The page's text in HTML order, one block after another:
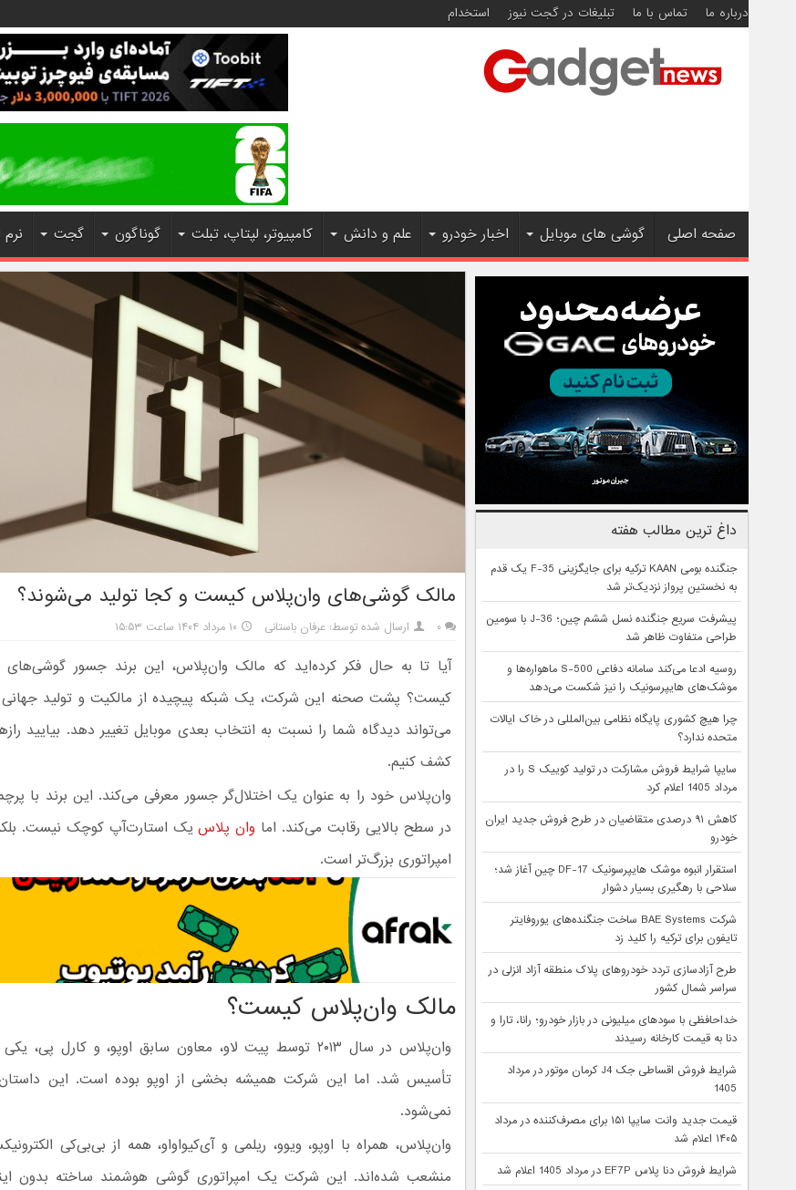
درباره ما تماس با ما تبلیغات در گجت نیوز استخدام
صفحه اصلی گوشی های موبایل اخبار خودرو علم و دانش کامپیوتر، لپتاپ، تبلت گوناگون گجت نرم
مالک گوشی‌های وان‌پلاس کیست و کجا تولید می‌شوند؟
۰ ارسال شده توسط: عرفان باستانی ۱۰ مرداد ۱۴۰۴ ساعت ۱۵:۵۳
آیا تا به حال فکر کرده‌اید که مالک وان‌پلاس، این برند جسور گوشی‌های
کیست؟ پشت صحنه این شرکت، یک شبکه پیچیده از مالکیت و تولید
می‌تواند دیدگاه شما را نسبت به انتخاب بعدی موبایل تغییر دهد. بیایید
کشف کنیم.
وان‌پلاس خود را به عنوان یک اختلال‌گر جسور معرفی می‌کند. این برند با
در سطح بالایی رقابت می‌کند. اما وان پلاسیک استارت‌آپ کوچک نیست.
امپراتوری بزرگ‌تر است.
مالک وان‌پلاس کیست؟
وان‌پلاس در سال ۲۰۱۳ توسط پیت لاو، معاون سابق اوپو، و کارل پی،
تأسیس شد. اما این شرکت همیشه بخشی از اوپو بوده است. این داستان
نمی‌شود.
وان‌پلاس، همراه با اوپو، ویوو، ریلمی و آی‌کیواواو، همه از بی‌بی‌کی
منشعب شده‌اند. این شرکت یک امپراتوری گوشی هوشمند ساخته بدون
داغ ترین مطالب هفته
جنگنده بومی KAAN ترکیه برای جایگزینی F-35 یک قدم
به نخستین پرواز نزدیک‌تر شد
پیشرفت سریع جنگنده نسل ششم چین؛ J-36 با سومین
طراحی متفاوت ظاهر شد
روسیه ادعا می‌کند سامانه دفاعی S-500 ماهواره‌ها و
موشک‌های هایپرسونیک را نیز شکست می‌دهد
چرا هیچ کشوری پایگاه نظامی بین‌المللی در خاک ایالات
متحده ندارد؟
سایپا شرایط فروش مشارکت در تولید کوییک S را در
مرداد 1405 اعلام کرد
کاهش ۹۱ درصدی متقاضیان در طرح فروش جدید ایران
خودرو
استقرار انبوه موشک هایپرسونیک DF-17 چین آغاز شد؛
سلاحی با رهگیری بسیار دشوار
شرکت BAE Systems ساخت جنگنده‌های یوروفایتر
تایفون برای ترکیه را کلید زد
طرح آزادسازی تردد خودروهای پلاک منطقه آزاد انزلی در
سراسر شمال کشور
خداحافظی با سودهای میلیونی در بازار خودرو؛ رانا، تارا و
دنا به قیمت کارخانه رسیدند
شرایط فروش اقساطی جک J4 کرمان موتور در مرداد
1405
قیمت جدید وانت سایپا ۱۵۱ برای مصرف‌کننده در مرداد
۱۴۰۵ اعلام شد
شرایط فروش دنا پلاس EF7P در مرداد 1405 اعلام شد